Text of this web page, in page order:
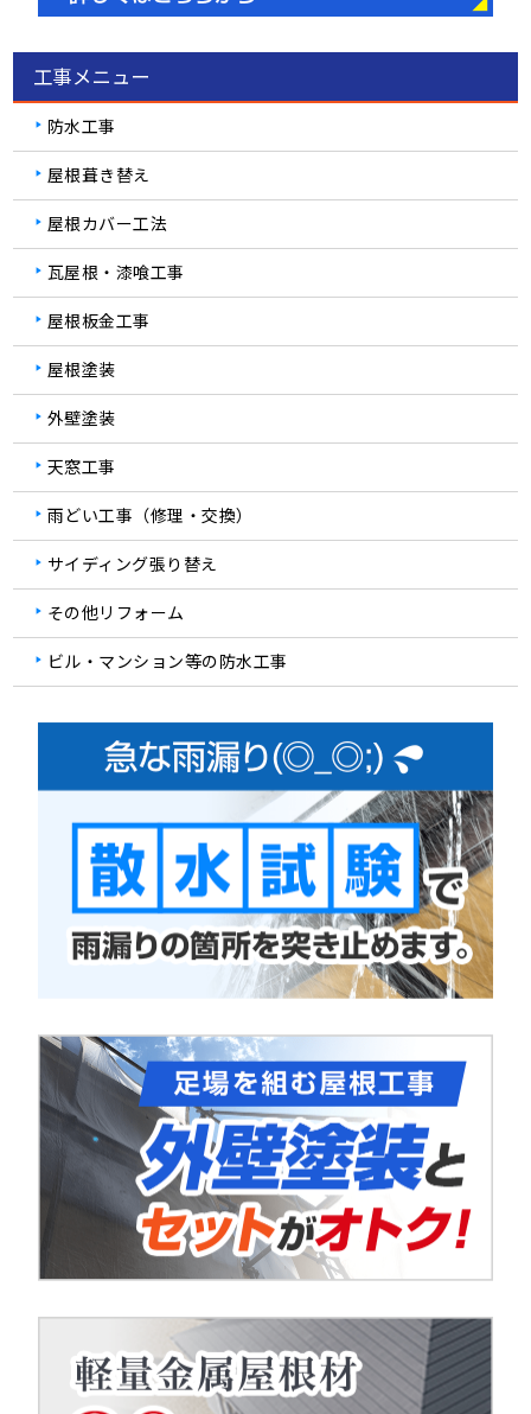
工事メニュー
防水工事
屋根葺き替え
屋根カバー工法
瓦屋根・漆喰工事
屋根板金工事
屋根塗装
外壁塗装
天窓工事
雨どい工事（修理・交換）
サイディング張り替え
その他リフォーム
ビル・マンション等の防水工事